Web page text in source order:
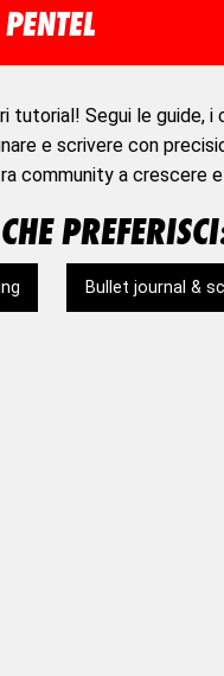
Segui le guide, i
e scrivere con
community a crescere
Bullet journal &